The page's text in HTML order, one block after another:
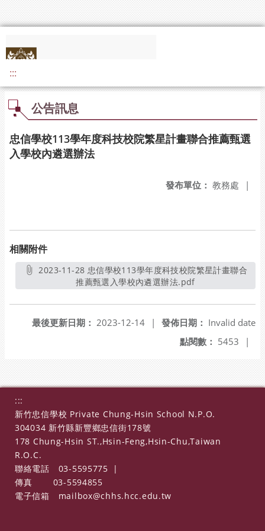
:::
公告訊息
忠信學校113學年度科技校院繁星計畫聯合推薦甄選
入學校內遴選辦法
發布單位： 教務處 |
相關附件
2023-11-28 忠信學校113學年度科技校院繁星計畫聯合
推薦甄選入學校內遴選辦法.pdf另開新視窗
發佈日期： Invalid date
最後更新日期： 2023-12-14
|
點閱數： 5453 |
:::
新竹忠信學校 Private Chung-Hsin School N.P.O.
304034 新竹縣新豐鄉忠信街178號
178 Chung-Hsin ST.,Hsin-Feng,Hsin-Chu,Taiwan
R.O.C.
聯絡電話
03-5595775
|
傳真
03-5594855
電子信箱
mailbox@chhs.hcc.edu.tw